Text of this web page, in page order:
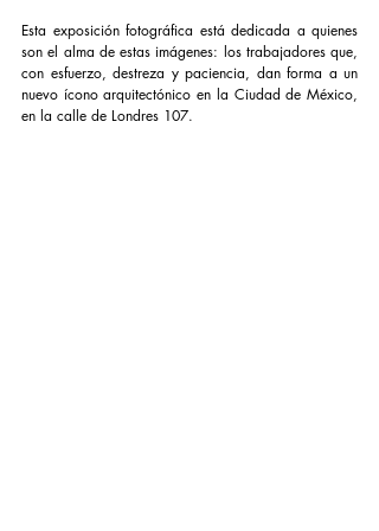
Esta exposición fotográfica está dedicada a quienes
son el alma de estas imágenes: los trabajadores que,
con esfuerzo, destreza y paciencia, dan forma a un
nuevo ícono arquitectónico en la Ciudad de México,
en la calle de Londres 107.